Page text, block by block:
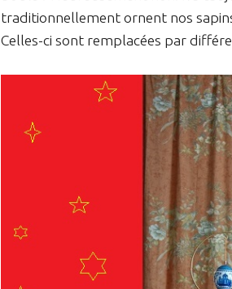
traditionnellement ornent nos
Celles-ci sont remplacées par